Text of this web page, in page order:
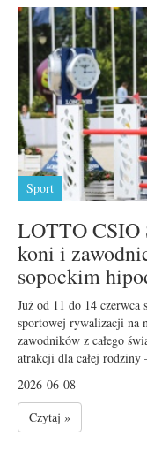
Sport
LOTTO CSIO
koni i
sopockim
Już od 11 do 14
sportowej rywalizacji na
zawodników z całego
atrakcji dla całej
2026-06-08
Czytaj »